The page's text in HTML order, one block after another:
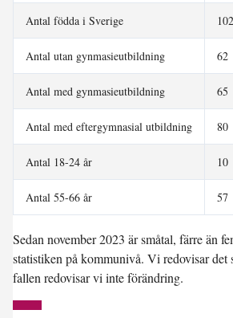
Antal födda i Sverige 102
Antal utan gynmasieutbildning 62
Antal med gynmasieutbildning 65
Antal med eftergymnasial utbildning 80
Antal 18-24 år 10
Antal 55-66 år 57
Sedan november 2023 är småtal, färre än
statistiken på kommunivå. Vi redovisar det
fallen redovisar vi inte förändring.